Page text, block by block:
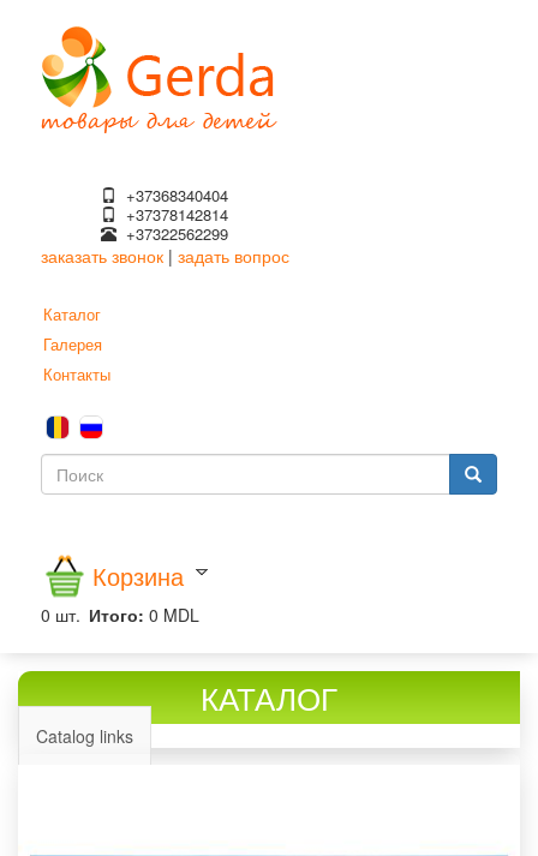
основному
содержанию
+37368340404
+37378142814
+37322562299
заказать звонок | задать вопрос
Каталог
Галерея
Контакты
Форма
Корзина
0 шт. Итого: 0 MDL
КАТАЛОГ
Catalog links